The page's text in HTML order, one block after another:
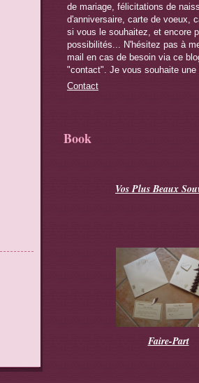
de mariage, félicitations de
d'anniversaire, carte de voeux,
si vous le souhaitez, et encore
possibilités... N'hésitez pas à
mail en cas de besoin via ce
"contact". Je vous souhaite une
Contact
Book
Vos Plus Beaux
Faire-Part